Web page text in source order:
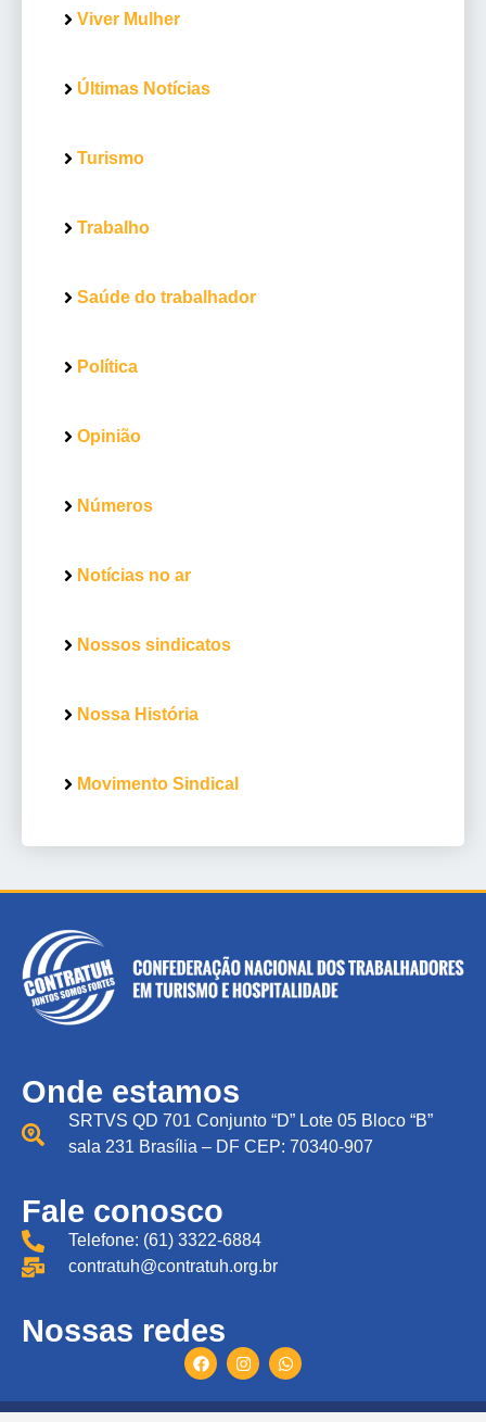
Viver Mulher
Últimas Notícias
Turismo
Trabalho
Saúde do trabalhador
Política
Opinião
Números
Notícias no ar
Nossos sindicatos
Nossa História
Movimento Sindical
Onde estamos
SRTVS QD 701 Conjunto “D” Lote 05 Bloco “B”
sala 231 Brasília – DF CEP: 70340-907
Fale conosco
Telefone: (61) 3322-6884
contratuh@contratuh.org.br
Nossas redes